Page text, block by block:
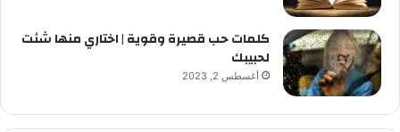
كلمات حب قصيرة وقوية | اختاري منها شئت
لحبيبك
أغسطس 2, 2023